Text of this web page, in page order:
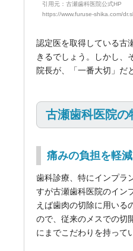
引用元：古瀬歯科医院公式HP
https://www.furuse-shika.com/
認定医を取得している古
きるでしょう。しかし、
院長が、「一番大切」だ
古瀬歯科医院の
痛みの負担を軽
歯科診療、特にインプラ
すが古瀬歯科医院のイン
えば歯肉の切除に用いる
ので、従来のメスでの切
にまでこだわりを持って